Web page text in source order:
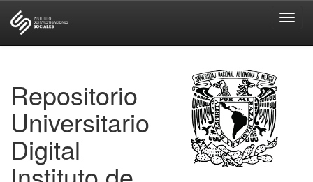
Repositorio
Universitario
Digital